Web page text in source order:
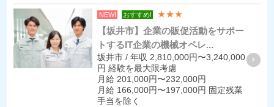
NEW! おすすめ! ★★★
【坂井市】企業の販促活動をサポー
トするIT企業の機械オペレ...
坂井市 / 年収 2,810,000円〜3,240,000
円 経験を最大限考慮
月給 201,000円〜232,000円
月給 166,000円〜197,000円 固定残業
手当を除く